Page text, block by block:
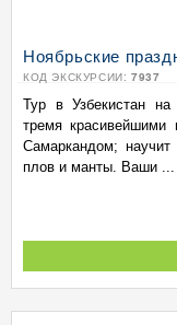
Ноябрьские
КОД ЭКСКУРСИИ: 7937
Тур в Узбекистан на
тремя красивейшими
Самаркандом; научит
плов и манты. Ваши ...